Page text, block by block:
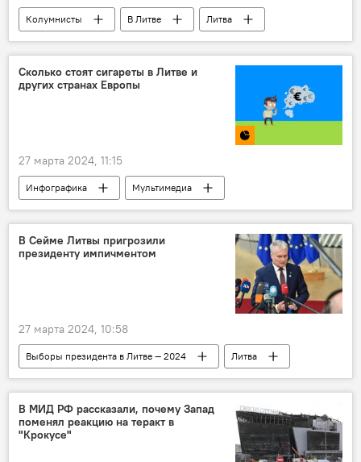
Колумнисты В Литве
Литва
Политика
Гитанас Науседа
Скандал вокруг президента Литвы и ДГБ
Сколько стоят сигареты в Литве и
других странах Европы
27 марта 2024, 11:15
Инфографика
Мультимедиа
сигареты
ЕС
Европа
Балтия
Литва
В Сейме Литвы пригрозили
президенту импичментом
27 марта 2024, 10:58
Выборы президента в Литве — 2024
Литва
Политика
Гитанас Науседа
Скандал вокруг президента Литвы и ДГБ
В МИД РФ рассказали, почему Запад
поменял реакцию на теракт в
"Крокусе"